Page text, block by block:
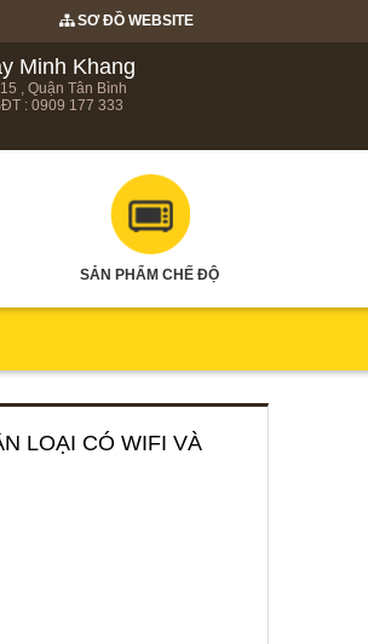
SƠ ĐỒ WEBSITE
Minh Khang
, Quận Tân Bình
: 0909 177 333
SẢN PHẨM CHẾ ĐỘ
LOẠI CÓ WIFI VÀ